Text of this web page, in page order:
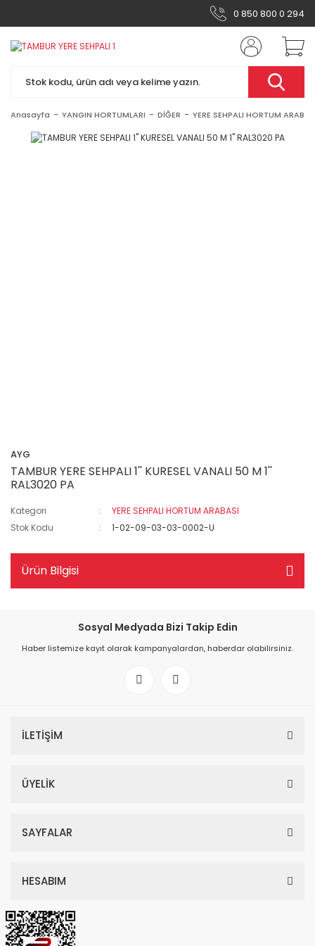
0 850 800 0 294
Anasayfa YANGIN HORTUMLARI DİĞER YERE SEHPALI HORTUM
AYG
TAMBUR YERE SEHPALI 1'' KURESEL VANALI 50 M 1''
RAL3020 PA
Kategori
YERE SEHPALI HORTUM ARABASI
Stok Kodu
1-02-09-03-03-0002-U
Ürün Bilgisi
Sosyal Medyada Bizi Takip Edin
Haber listemize kayıt olarak kampanyalardan, haberdar olabilirsiniz.
İLETİŞİM
ÜYELİK
SAYFALAR
HESABIM